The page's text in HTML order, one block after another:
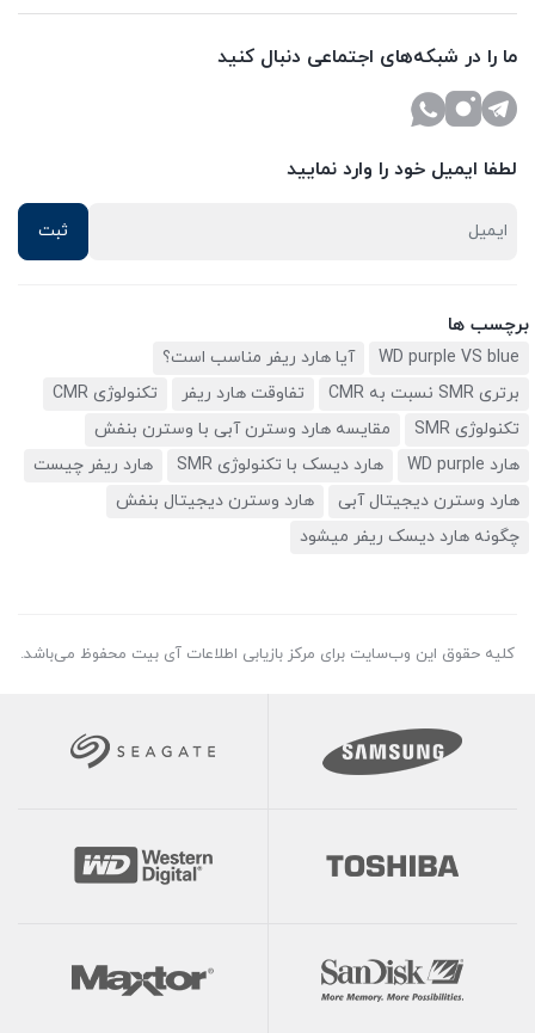
ما را در شبکه‌های اجتماعی دنبال کنید
لطفا ایمیل خود را وارد نمایید
برچسب ها
WD purple VS blue
آیا هارد ریفر مناسب است؟
برتری SMR نسبت به CMR
تفاوقت هارد ریفر
تکنولوژی CMR
تکنولوژی SMR
مقایسه هارد وسترن آبی با وسترن بنفش
هارد WD purple
هارد دیسک با تکنولوژی SMR
هارد ریفر چیست
هارد وسترن دیجیتال آبی
هارد وسترن دیجیتال بنفش
چگونه هارد دیسک ریفر میشود
کلیه حقوق این وب‌سایت برای مرکز بازیابی اطلاعات آی بیت محفوظ می‌باشد.